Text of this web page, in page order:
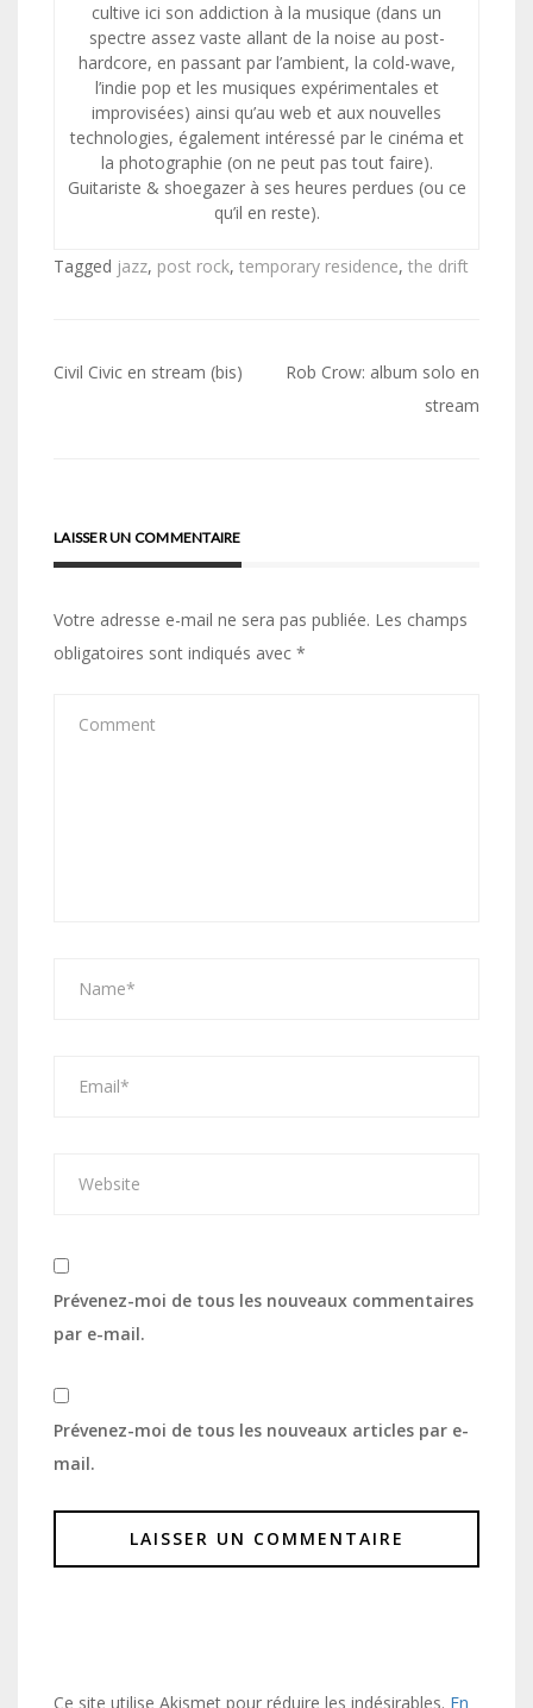
cultive ici son addiction à la musique (dans un
spectre assez vaste allant de la noise au post-
hardcore, en passant par l’ambient, la cold-wave,
l’indie pop et les musiques expérimentales et
improvisées) ainsi qu’au web et aux nouvelles
technologies, également intéressé par le cinéma et
la photographie (on ne peut pas tout faire).
Guitariste & shoegazer à ses heures perdues (ou ce
qu’il en reste).
Tagged jazz, post rock, temporary residence, the drift
Navigation
Civil Civic en stream (bis)
Rob Crow: album solo en
stream
LAISSER UN COMMENTAIRE
Votre adresse e-mail ne sera pas publiée. Les champs
obligatoires sont indiqués avec *
Prévenez-moi de tous les nouveaux commentaires
par e-mail.
Prévenez-moi de tous les nouveaux articles par e-
mail.
Ce site utilise Akismet pour réduire les indésirables. En